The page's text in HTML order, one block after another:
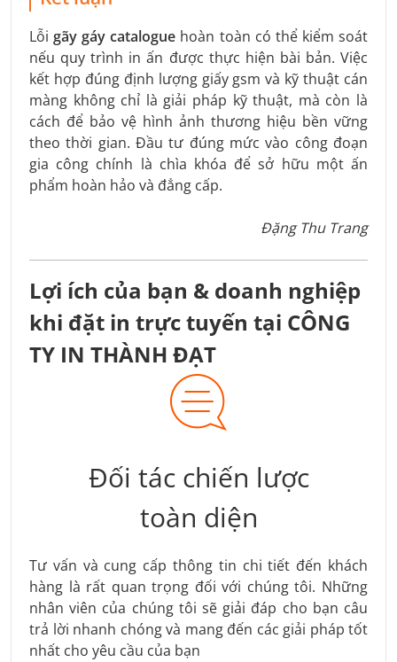
Lỗigãy gáy catalogue hoàn toàn có thể kiểm soát
nếu quy trình in ấn được thực hiện bài bản. Việc
kết hợp đúng định lượng giấy gsm và kỹ thuật cán
màng không chỉ là giải pháp kỹ thuật, mà còn là
cách để bảo vệ hình ảnh thương hiệu bền vững
theo thời gian. Đầu tư đúng mức vào công đoạn
gia công chính là chìa khóa để sở hữu một ấn
phẩm hoàn hảo và đẳng cấp.
Đặng Thu Trang
Lợi ích của bạn & doanh nghiệp
khi đặt in trực tuyến tại CÔNG
TY IN THÀNH ĐẠT
Đối tác chiến lược
toàn diện
Tư vấn và cung cấp thông tin chi tiết đến khách
hàng là rất quan trọng đối với chúng tôi. Những
nhân viên của chúng tôi sẽ giải đáp cho bạn câu
trả lời nhanh chóng và mang đến các giải pháp tốt
nhất cho yêu cầu của bạn